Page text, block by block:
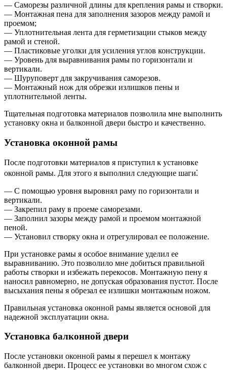
— Саморезы различной длины для крепления рамы и створки.
— Монтажная пена для заполнения зазоров между рамой и
проемом;
— Уплотнительная лента для герметизации стыков между
рамой и стеной.
— Пластиковые уголки для усиления углов конструкции.
— Уровень для выравнивания рамы по горизонтали и
вертикали.
— Шуруповерт для закручивания саморезов.
— Монтажный нож для обрезки излишков пены и
уплотнительной ленты.
Тщательная подготовка материалов позволила мне выполнить
установку окна и балконной двери быстро и качественно.
Установка оконной рамы
После подготовки материалов я приступил к установке
оконной рамы. Для этого я выполнил следующие шаги⁚
— С помощью уровня выровнял раму по горизонтали и
вертикали.
— Закрепил раму в проеме саморезами.
— Заполнил зазоры между рамой и проемом монтажной
пеной.
— Установил створку окна и отрегулировал ее положение.
При установке рамы я особое внимание уделил ее
выравниванию. Это позволило мне добиться правильной
работы створки и избежать перекосов. Монтажную пену я
наносил равномерно‚ не допуская образования пустот. После
высыхания пены я обрезал ее излишки монтажным ножом.
Правильная установка оконной рамы является основой для
надежной эксплуатации окна.
Установка балконной двери
После установки оконной рамы я перешел к монтажу
балконной двери. Процесс ее установки во многом схож с